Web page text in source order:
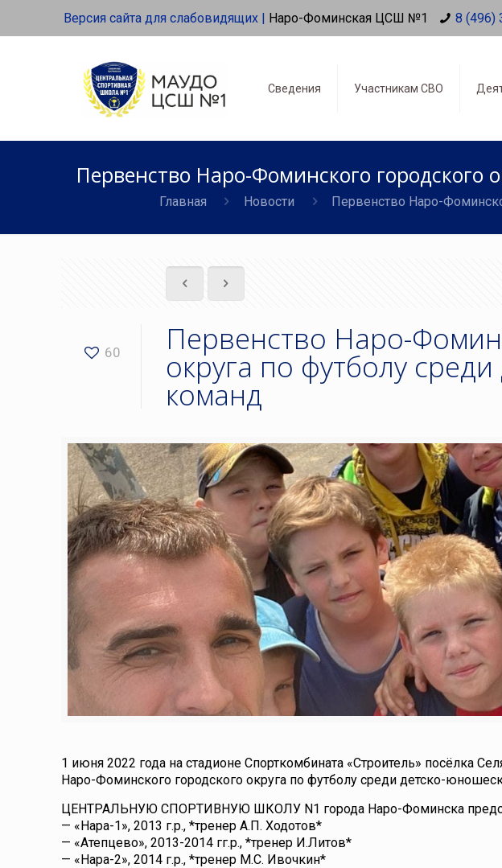
Версия сайта для слабовидящих | Наро-Фоминская ЦСШ №1 8 (496)
Сведения Участникам СВО
Первенство Наро-Фоминского городского
Главная Новости Первенство Наро-
60 Первенство Наро-
округа по футболу
команд
1 июня 2022 года на стадионе Спорткомбината «Строитель» посёлка
Наро-Фоминского городского округа по футболу среди детско-
ЦЕНТРАЛЬНУЮ СПОРТИВНУЮ ШКОЛУ N1 города Наро-Фоминска
— «Нара-1», 2013 г.р., *тренер А.П. Ходотов*
— «Атепцево», 2013-2014 гг.р., *тренер И.Литов*
— «Нара-2», 2014 г.р., *тренер М.С. Ивочкин*